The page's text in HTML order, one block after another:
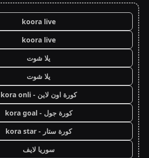
koora live
koora live
يلا شوت
يلا شوت
كورة اون لاين - kora onli
كورة جول - kora goal
كورة ستار - kora star
سوريا لايف